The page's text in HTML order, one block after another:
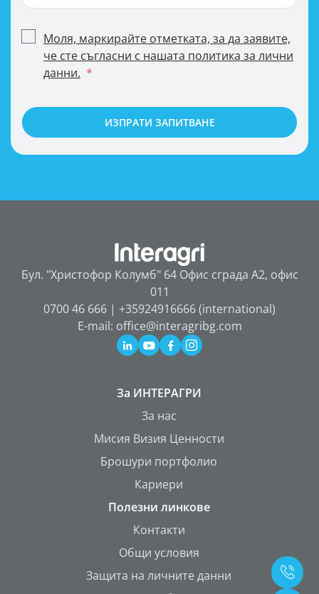
Моля, маркирайте отметката, за да заявите,
че сте съгласни с нашата политика за лични
данни.
ИЗПРАТИ ЗАПИТВАНЕ
Бул. "Христофор Колумб" 64 Офис сграда А2, офис
011
0700 46 666 | +35924916666 (international)
E-mail: office@interagribg.com
За ИНТЕРАГРИ
За нас
Мисия Визия Ценности
Брошури портфолио
Кариери
Полезни линкове
Контакти
Общи условия
Защита на личните данни